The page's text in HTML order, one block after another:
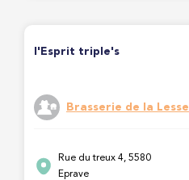
l'Esprit triple's
Brasserie de la Lesse
Rue du treux 4, 5580
Eprave